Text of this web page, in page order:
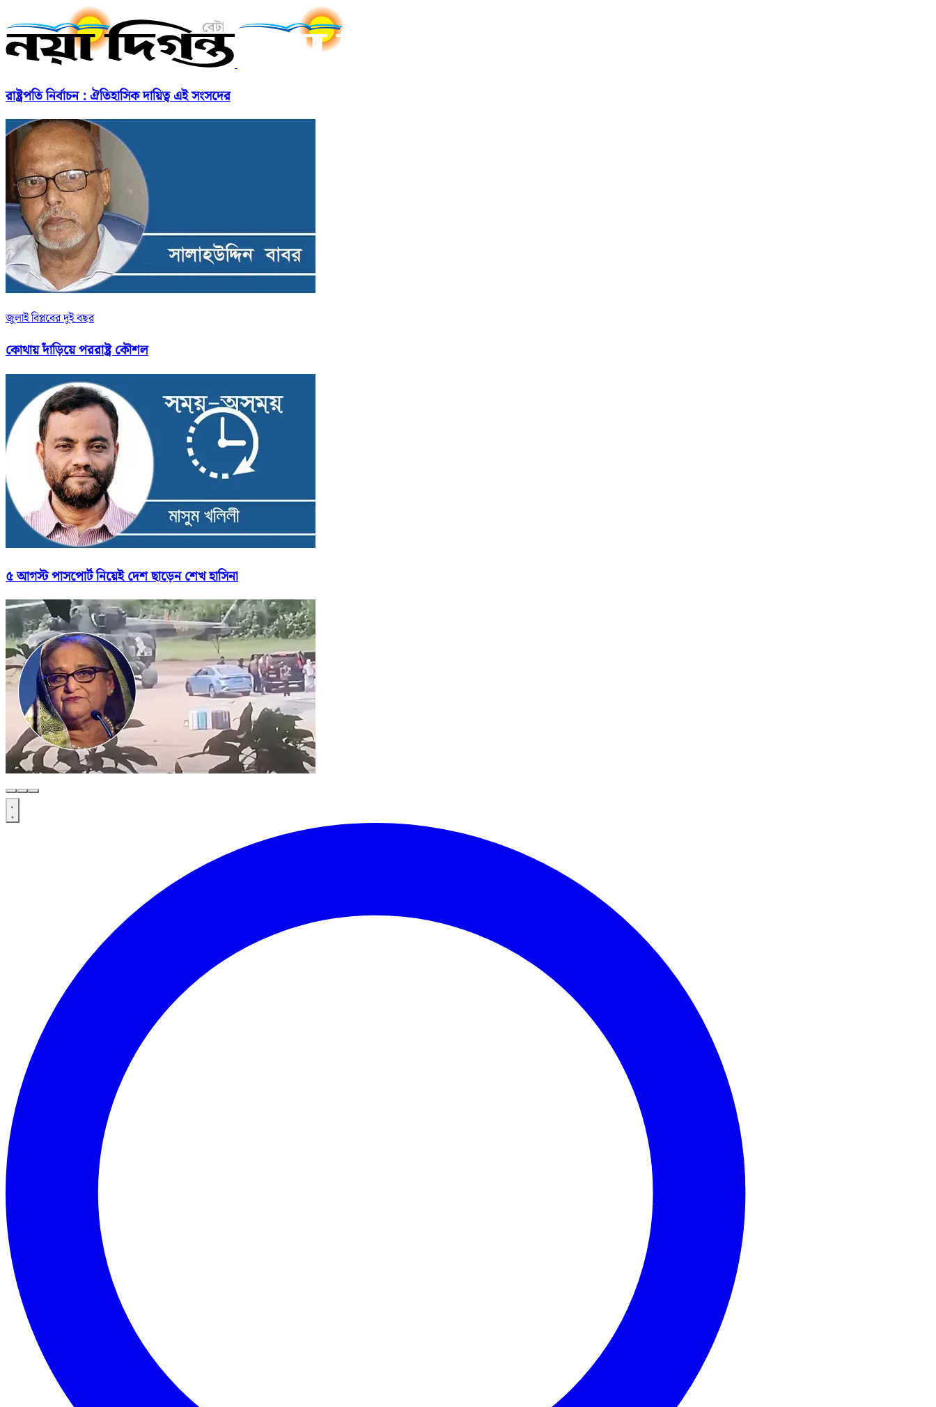
রাষ্ট্রপতি নির্বাচন : ঐতিহাসিক দায়িত্ব এই সংসদের
জুলাই বিপ্লবের দুই বছর
কোথায় দাঁড়িয়ে পররাষ্ট্র কৌশল
৫ আগস্ট পাসপোর্ট নিয়েই দেশ ছাড়েন শেখ হাসিনা